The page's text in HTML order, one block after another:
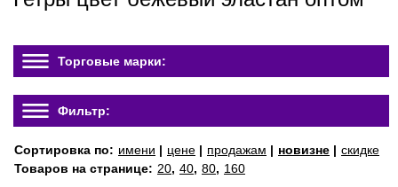
Торговые марки:
Фильтр:
Сортировка по: имени | цене | продажам | новизне | скидке
Товаров на странице: 20, 40, 80, 160